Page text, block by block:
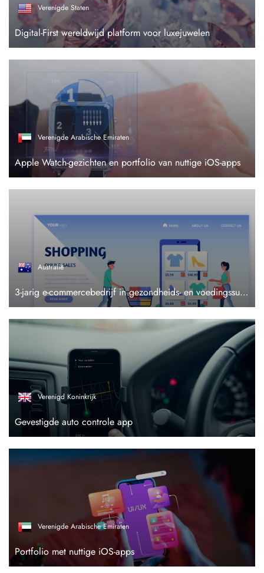
Verenigde Staten
Digital-First wereldwijd platform voor luxejuwelen
Verenigde Arabische Emiraten
Apple Watch-gezichten en portfolio van nuttige iOS-apps
Australië
3-jarig e-commercebedrijf in gezondheids- en voedingssupplementen
Verenigd Koninkrijk
Gevestigde auto controle app
Verenigde Arabische Emiraten
Portfolio met nuttige iOS-apps